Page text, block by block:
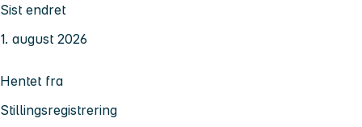
Sist endret
1. august 2026
Hentet fra
Stillingsregistrering